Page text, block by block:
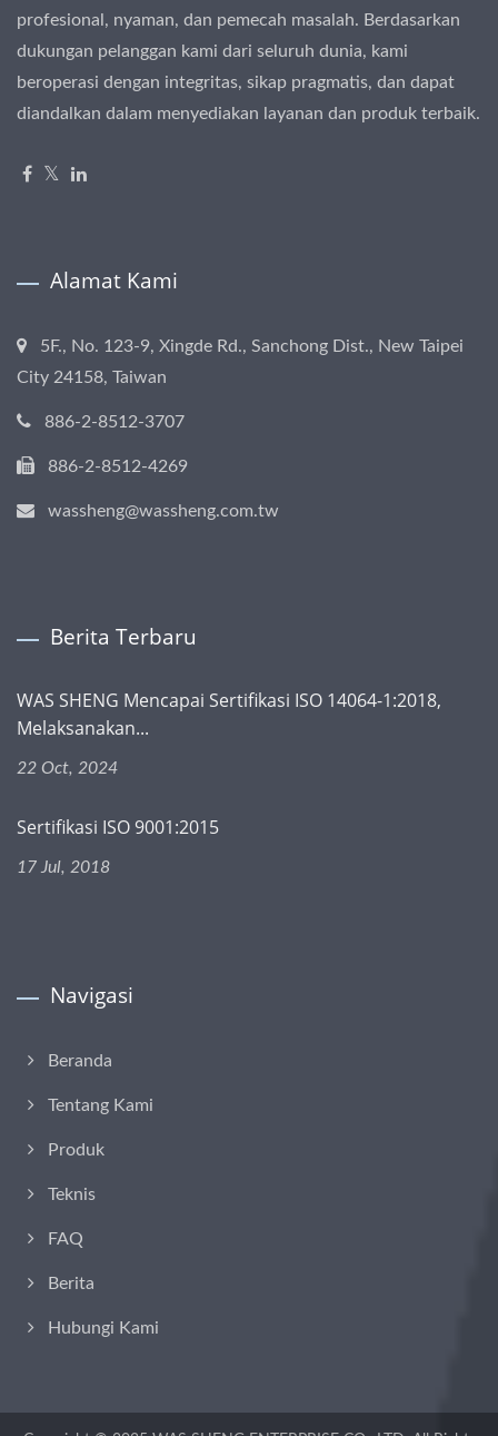
profesional, nyaman, dan pemecah masalah. Berdasarkan
dukungan pelanggan kami dari seluruh dunia, kami
beroperasi dengan integritas, sikap pragmatis, dan dapat
diandalkan dalam menyediakan layanan dan produk terbaik.
Alamat Kami
5F., No. 123-9, Xingde Rd., Sanchong Dist., New Taipei
City 24158, Taiwan
886-2-8512-3707
886-2-8512-4269
wassheng@wassheng.com.tw
Berita Terbaru
WAS SHENG Mencapai Sertifikasi ISO 14064-1:2018,
Melaksanakan...
22 Oct, 2024
Sertifikasi ISO 9001:2015
17 Jul, 2018
Navigasi
Beranda
Tentang Kami
Produk
Teknis
FAQ
Berita
Hubungi Kami